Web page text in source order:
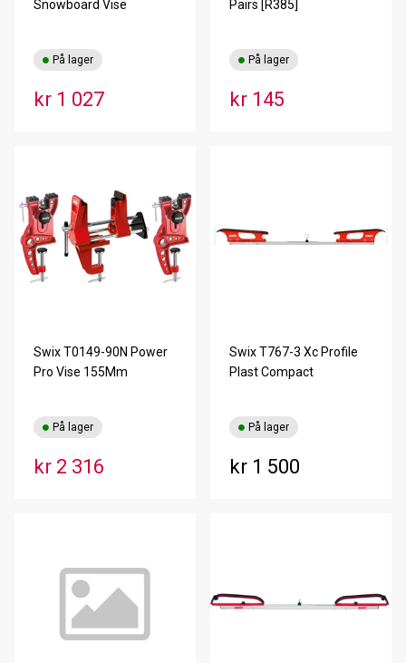
Snowboard Vise
kr 1 027
På lager
Pairs [R385]
kr 145
På lager
Swix T0149-90N Power
Pro Vise 155Mm
kr 2 316
På lager
Swix T767-3 Xc Profile
Plast Compact
kr 1 500
På lager